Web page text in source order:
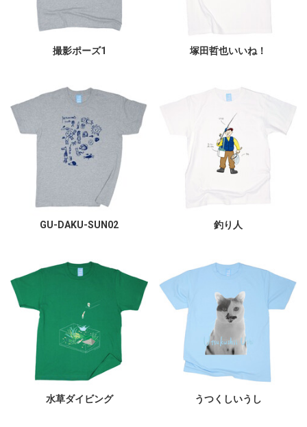
撮影ポーズ1 塚田哲也いいね！
GU-DAKU-SUN02 釣り人
水草ダイビング うつくしいうし